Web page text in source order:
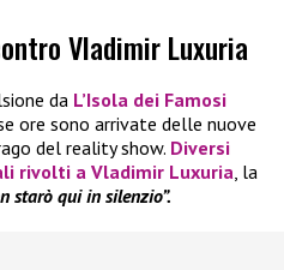
Vladimir Luxuria
da L’Isola dei Famosi
ore sono arrivate delle nuove
del reality show. Diversi
rivolti a Vladimir Luxuria, la
starò qui in silenzio”.